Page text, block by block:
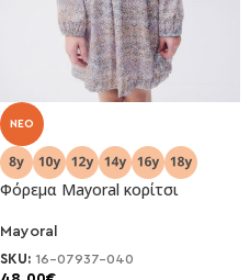
NEO
Φόρεμα Mayoral κορίτσι
Mayoral
SKU: 16-07937-040